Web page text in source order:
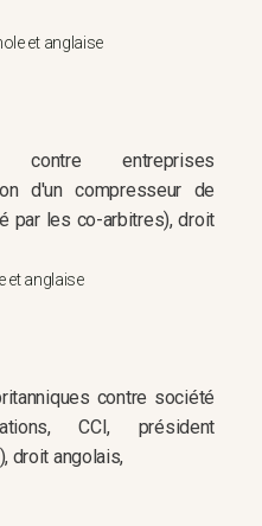
et anglaise
contre entreprises
d'un compresseur de
par les co-arbitres), droit
et anglaise
contre société
CCI, président
droit angolais,